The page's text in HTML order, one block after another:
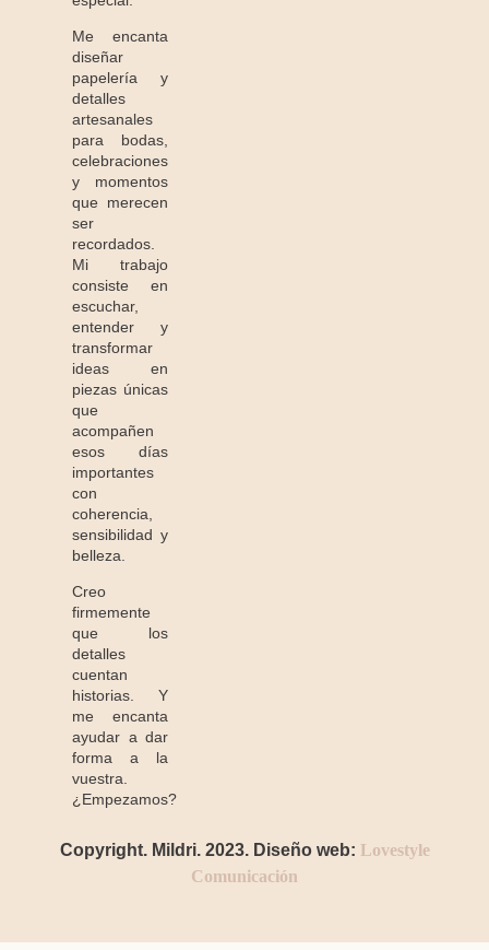
Me encanta
diseñar
papelería y
detalles
artesanales
para bodas,
celebraciones
y momentos
que merecen
ser
recordados.
Mi trabajo
consiste en
escuchar,
entender y
transformar
ideas en
piezas únicas
que
acompañen
esos días
importantes
con
coherencia,
sensibilidad y
belleza.
Creo
firmemente
que los
detalles
cuentan
historias. Y
me encanta
ayudar a dar
forma a la
vuestra.
¿Empezamos?
Copyright. Mildri. 2023. Diseño web: Lovestyle
Comunicación